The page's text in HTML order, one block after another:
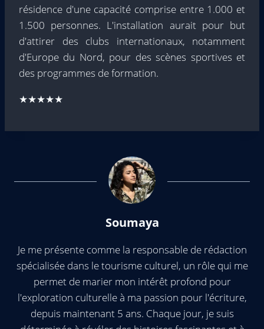
résidence d'une capacité comprise entre 1.000 et
1.500 personnes. L'installation aurait pour but
d'attirer des clubs internationaux, notamment
d'Europe du Nord, pour des scènes sportives et
des programmes de formation.
★★★★★
Soumaya
Je me présente comme la responsable de rédaction
spécialisée dans le tourisme culturel, un rôle qui me
permet de marier mon intérêt profond pour
l'exploration culturelle à ma passion pour l'écriture,
depuis maintenant 5 ans. Chaque jour, je suis